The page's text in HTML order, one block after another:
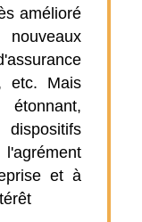
amélioré
nouveaux
etc. Mais
et à